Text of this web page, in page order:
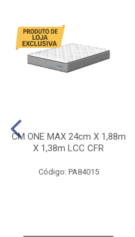
CM ONE MAX 24cm X 1,88m
X 1,38m LCC CFR
Código: PA84015